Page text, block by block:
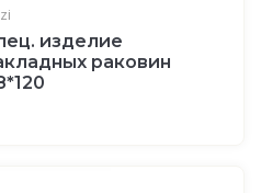
изделие
раковин